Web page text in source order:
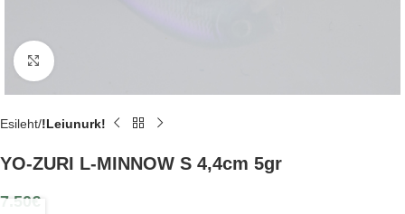
Suurenda
Esileht !Leiunurk!
YO-ZURI L-MINNOW S 4,4cm 5gr
7.50€